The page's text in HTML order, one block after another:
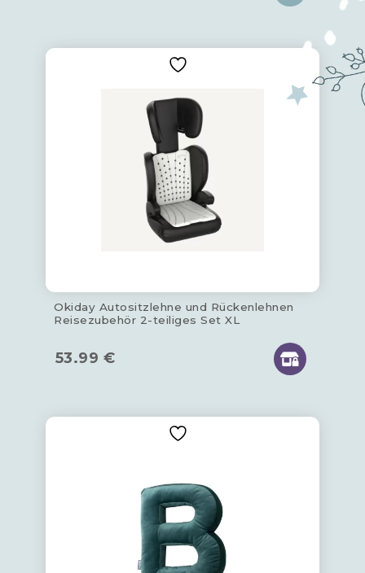
Okiday Autositzlehne und Rückenlehnen
Reisezubehör 2-teiliges Set XL
53.99 €